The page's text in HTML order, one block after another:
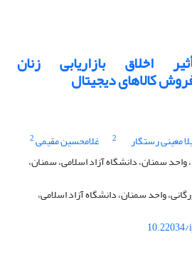
اخلاق بازاریابی زنان
کالاهای دیجیتال
معینی رستگار 2 غلامحسین مقیمی2
سمنان، دانشگاه آزاد اسلامی، سمنان،
واحد سمنان، دانشگاه آزاد اسلامی،